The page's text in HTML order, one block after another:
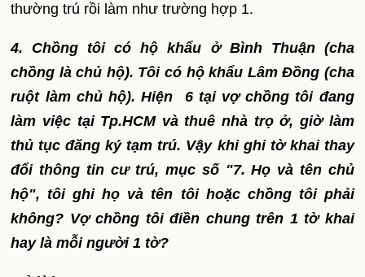
thường trú rồi làm như trường hợp 1.
4. Chồng tôi có hộ khẩu ở Bình Thuận (cha
chồng là chủ hộ). Tôi có hộ khẩu Lâm Đồng (cha
ruột làm chủ hộ). Hiện 6 tại vợ chồng tôi đang
làm việc tại Tp.HCM và thuê nhà trọ ở, giờ làm
thủ tục đăng ký tạm trú. Vậy khi ghi tờ khai thay
đổi thông tin cư trú, mục số "7. Họ và tên chủ
hộ", tôi ghi họ và tên tôi hoặc chồng tôi phải
không? Vợ chồng tôi điền chung trên 1 tờ khai
hay là mỗi người 1 tờ?